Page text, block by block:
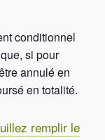
conditionnel
si pour
annulé en
en totalité.
remplir le